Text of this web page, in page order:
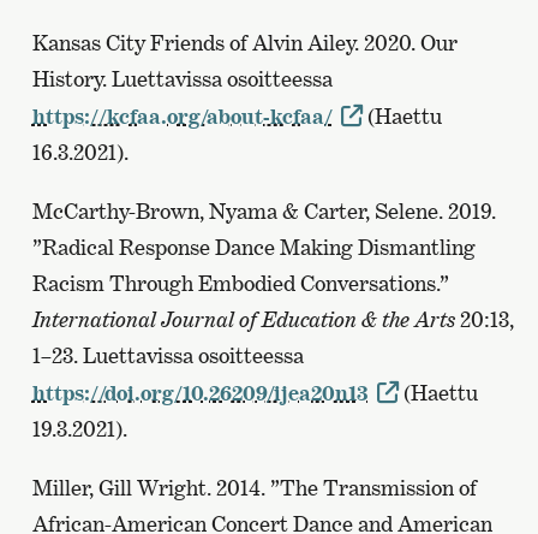
Kansas City Friends of Alvin Ailey. 2020. Our
History. Luettavissa osoitteessa
https://kcfaa.org/about-kcfaa/
(Haettu
16.3.2021).
McCarthy-Brown, Nyama & Carter, Selene. 2019.
”Radical Response Dance Making Dismantling
Racism Through Embodied Conversations.”
International Journal of Education & the Arts20:13,
1–23. Luettavissa osoitteessa
https://doi.org/10.26209/ijea20n13
(Haettu
19.3.2021).
Miller, Gill Wright. 2014. ”The Transmission of
African-American Concert Dance and American